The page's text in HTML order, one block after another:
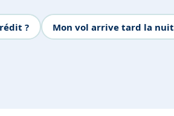
? Mon vol arrive tard la nuit